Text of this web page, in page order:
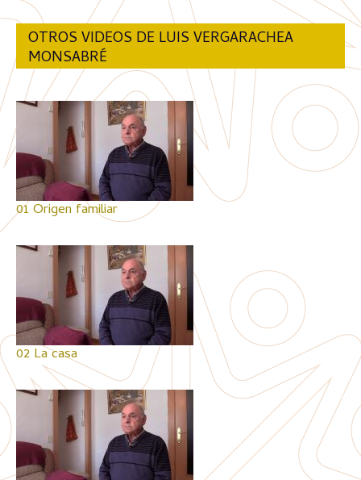
OTROS VIDEOS DE LUIS VERGARACHEA
MONSABRÉ
01 Origen familiar
02 La casa